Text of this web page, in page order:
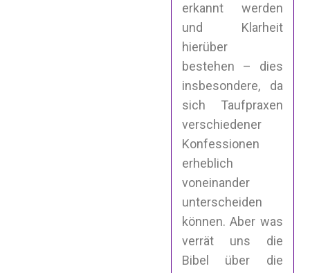
erkannt werden
und Klarheit
hierüber
bestehen – dies
insbesondere, da
sich Taufpraxen
verschiedener
Konfessionen
erheblich
voneinander
unterscheiden
können. Aber was
verrät uns die
Bibel über die